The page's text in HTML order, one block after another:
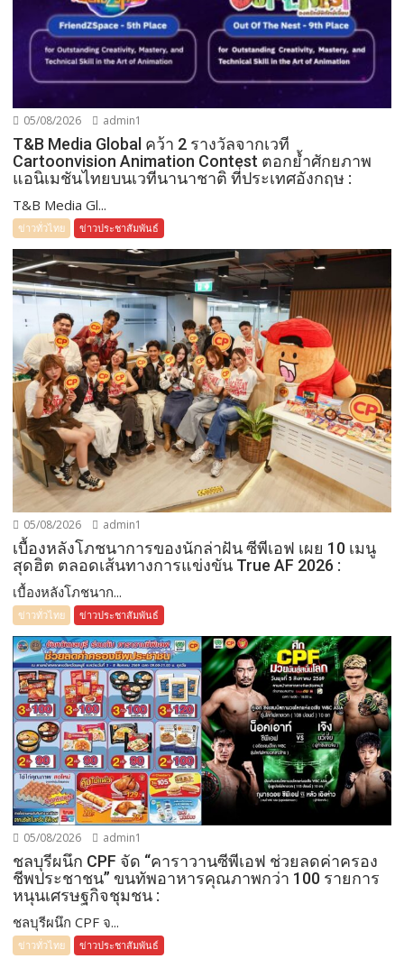
05/08/2026 admin1
T&B Media Global คว้า 2 รางวัลจากเวที
Cartoonvision Animation Contest ตอกย้ำศักยภาพ
แอนิเมชันไทยบนเวทีนานาชาติ ที่ประเทศอังกฤษ :
T&B Media Gl...
ข่าวทั่วไทย ข่าวประชาสัมพันธ์
05/08/2026 admin1
เบื้องหลังโภชนาการของนักล่าฝัน ซีพีเอฟ เผย 10 เมนู
สุดฮิต ตลอดเส้นทางการแข่งขัน True AF 2026 :
เบื้องหลังโภชนาก...
ข่าวทั่วไทย ข่าวประชาสัมพันธ์
05/08/2026 admin1
ชลบุรีผนึก CPF จัด “คาราวานซีพีเอฟ ช่วยลดค่าครอง
ชีพประชาชน” ขนทัพอาหารคุณภาพกว่า 100 รายการ
หนุนเศรษฐกิจชุมชน :
ชลบุรีผนึก CPF จ...
ข่าวทั่วไทย ข่าวประชาสัมพันธ์